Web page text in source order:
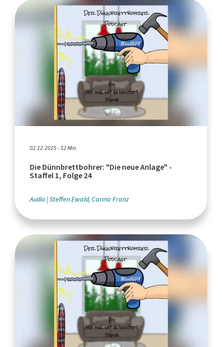
02.12.2025 - 52 Min.
Die Dünnbrettbohrer: "Die neue Anlage" -
Staffel 1, Folge 24
Audio Steffen Ewald, Carina Franz